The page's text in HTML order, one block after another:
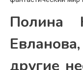
Полина
другие